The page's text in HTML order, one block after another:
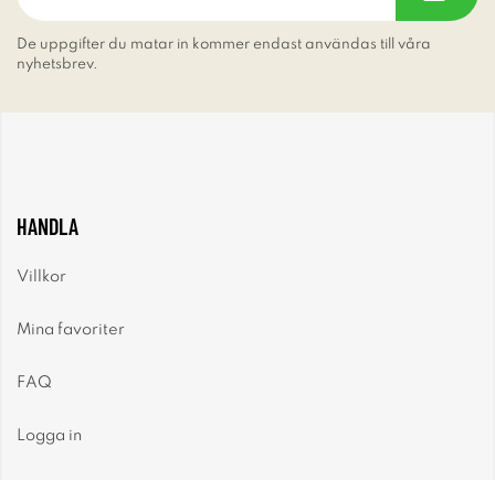
De uppgifter du matar in kommer endast användas till våra
nyhetsbrev.
HANDLA
Villkor
Mina favoriter
FAQ
Logga in